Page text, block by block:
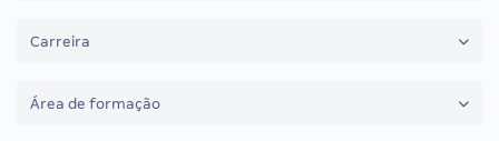
Carreira
Área de formação